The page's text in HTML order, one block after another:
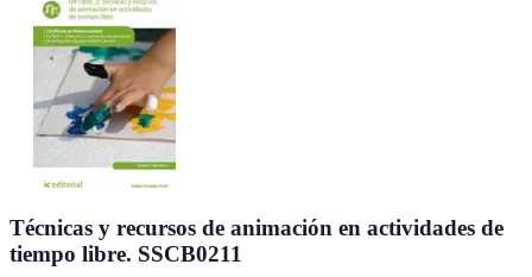
Técnicas y recursos de animación en actividades de
tiempo libre. SSCB0211